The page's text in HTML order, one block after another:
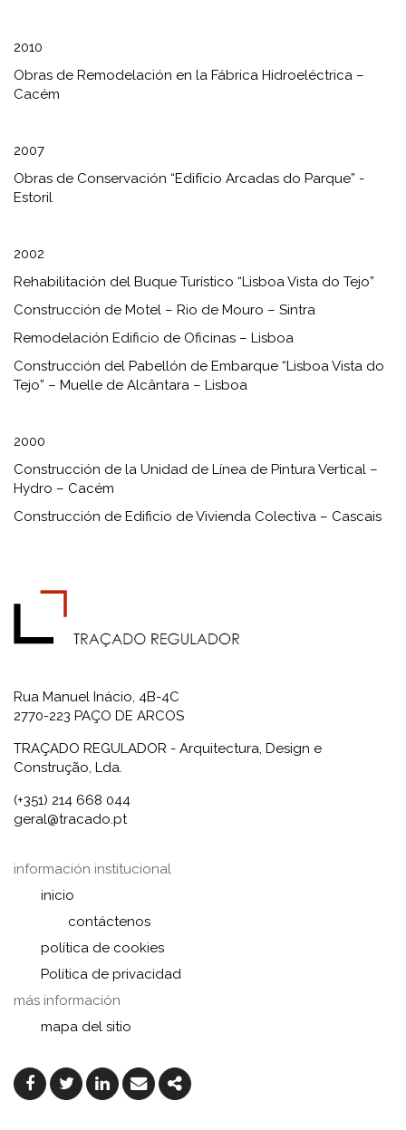
2010
Obras de Remodelación en la Fábrica Hidroeléctrica –
Cacém
2007
Obras de Conservación “Edifício Arcadas do Parque” -
Estoril
2002
Rehabilitación del Buque Turístico “Lisboa Vista do Tejo”
Construcción de Motel – Rio de Mouro – Sintra
Remodelación Edificio de Oficinas – Lisboa
Construcción del Pabellón de Embarque “Lisboa Vista do
Tejo” – Muelle de Alcântara – Lisboa
2000
Construcción de la Unidad de Línea de Pintura Vertical –
Hydro – Cacém
Construcción de Edificio de Vivienda Colectiva – Cascais
Rua Manuel Inácio, 4B-4C
2770-223 PAÇO DE ARCOS
TRAÇADO REGULADOR - Arquitectura, Design e
Construção, Lda.
(+351) 214 668 044
geral@tracado.pt
información institucional
inicio
contáctenos
política de cookies
Política de privacidad
más información
mapa del sitio
Facebook
TwitterLinkedinEmailShare